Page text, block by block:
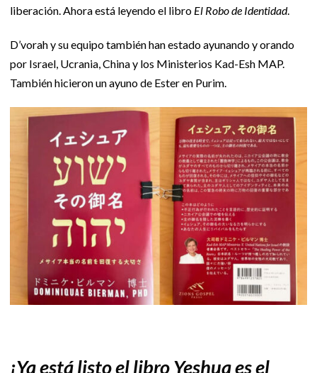
liberación. Ahora está leyendo el libro El Robo de Identidad.
D’vorah y su equipo también han estado ayunando y orando
por Israel, Ucrania, China y los Ministerios Kad-Esh MAP.
También hicieron un ayuno de Ester en Purim.
¡Ya está listo el libro Yeshua es el